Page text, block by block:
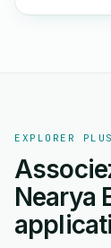
EXPLORER
Nearya